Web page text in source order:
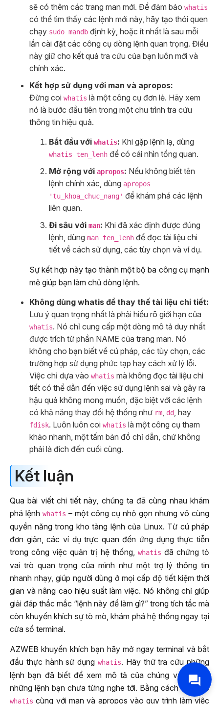
sẽ có thêm các trang man mới. Để đảm bảo whatis
có thể tìm thấy các lệnh mới này, hãy tạo thói quen
chạy sudo mandb định kỳ, hoặc ít nhất là sau mỗi
lần cài đặt các công cụ dòng lệnh quan trọng. Điều
này giữ cho kết quả tra cứu của bạn luôn mới và
chính xác.
Kết hợp sử dụng với man và apropos:
Đừng coi whatis là một công cụ đơn lẻ. Hãy xem
nó là bước đầu tiên trong một chu trình tra cứu
thông tin hiệu quả.
Bắt đầu với whatis: Khi gặp lệnh lạ, dùng
whatis ten_lenh để có cái nhìn tổng quan.
Mở rộng với apropos: Nếu không biết tên
lệnh chính xác, dùng apropos
'tu_khoa_chuc_nang' để khám phá các lệnh
liên quan.
Đi sâu với man: Khi đã xác định được đúng
lệnh, dùng man ten_lenh để đọc tài liệu chi
tiết về cách sử dụng, các tùy chọn và ví dụ.
Sự kết hợp này tạo thành một bộ ba công cụ mạnh
mẽ giúp bạn làm chủ dòng lệnh.
Không dùng whatis để thay thế tài liệu chi tiết:
Lưu ý quan trọng nhất là phải hiểu rõ giới hạn của
whatis. Nó chỉ cung cấp một dòng mô tả duy nhất
được trích từ phần NAME của trang man. Nó
không cho bạn biết về cú pháp, các tùy chọn, các
trường hợp sử dụng phức tạp hay cách xử lý lỗi.
Việc chỉ dựa vào whatis mà không đọc tài liệu chi
tiết có thể dẫn đến việc sử dụng lệnh sai và gây ra
hậu quả không mong muốn, đặc biệt với các lệnh
có khả năng thay đổi hệ thống như rm dd , hay
fdisk. Luôn luôn coi whatis là một công cụ tham
khảo nhanh, một tấm bản đồ chỉ dẫn, chứ không
phải là đích đến cuối cùng.
Kết luận
Qua bài viết chi tiết này, chúng ta đã cùng nhau khám
phá lệnh whatis – một công cụ nhỏ gọn nhưng vô cùng
quyền năng trong kho tàng lệnh của Linux. Từ cú pháp
đơn giản, các ví dụ trực quan đến ứng dụng thực tiễn
trong công việc quản trị hệ thống,
whatis đã chứng tỏ
vai trò quan trọng của mình như một trợ lý thông tin
nhanh nhạy, giúp người dùng ở mọi cấp độ tiết kiệm thời
gian và nâng cao hiệu suất làm việc. Nó không chỉ giúp
giải đáp thắc mắc “lệnh này để làm gì?” trong tích tắc mà
còn khuyến khích sự tò mò, khám phá hệ thống ngay tại
cửa sổ terminal.
AZWEB khuyến khích bạn hãy mở ngay terminal và bắt
đầu thực hành sử dụng whatis. Hãy thử tra cứu những
lệnh bạn đã biết để xem mô tả của chúng và thử cả
những lệnh bạn chưa từng nghe tới. Bằng cách tích hợp
whatis cùng với man và apropos vào quy trình làm việc